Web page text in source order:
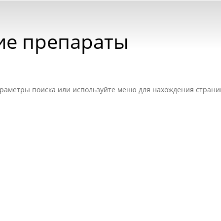
препараты
поиска или используйте меню для нахождения